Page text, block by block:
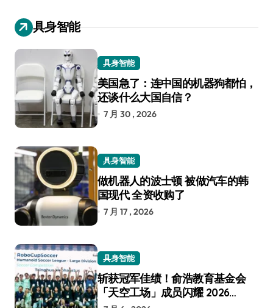
具身智能
具身智能
美国急了：连中国的机器狗都怕，
还谈什么大国自信？
7 月 30 , 2026
具身智能
做机器人的波士顿 被做汽车的韩
国现代 全资收购了
7 月 17 , 2026
具身智能
斩获冠军佳绩！俞浩教育基金会
「天空工场」成员闪耀 2026